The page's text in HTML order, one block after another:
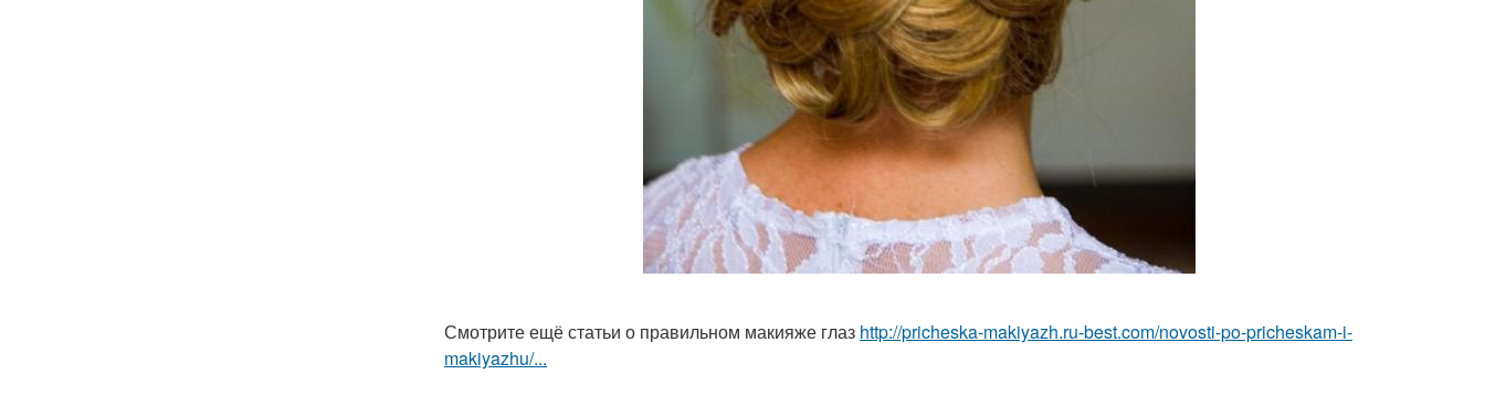
Смотрите ещё статьи о правильном макияже глаз http://pricheska-makiyazh.ru-best.com/novosti-po-pricheskam-i-
makiyazhu/...